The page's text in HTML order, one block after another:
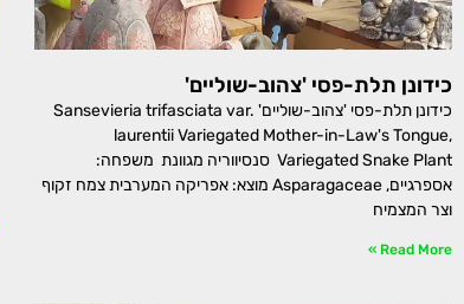
כידונן תלת-פסי 'צהוב-שוליים'
כידונן תלת-פסי 'צהוב-שוליים' Sansevieria trifasciata var.
laurentii Variegated Mother-in-Law's Tongue,
Variegated Snake Plant סנסיווריה מגוונת משפחה:
אספרגיים, Asparagaceae מוצא: אפריקה המערבית צמח זקוף
וצר המצמיח
Read More »